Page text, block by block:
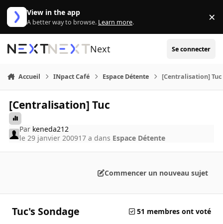
Aller au contenu
View in the app
A better way to browse. Learn more. ×
Next Se connecter
Accueil INpact Café Espace Détente [Centralisation] Tuc
[Centralisation] Tuc
Par keneda212
le 29 janvier 200917 a dans Espace Détente
Commencer un nouveau sujet
Tuc's Sondage 51 membres ont voté